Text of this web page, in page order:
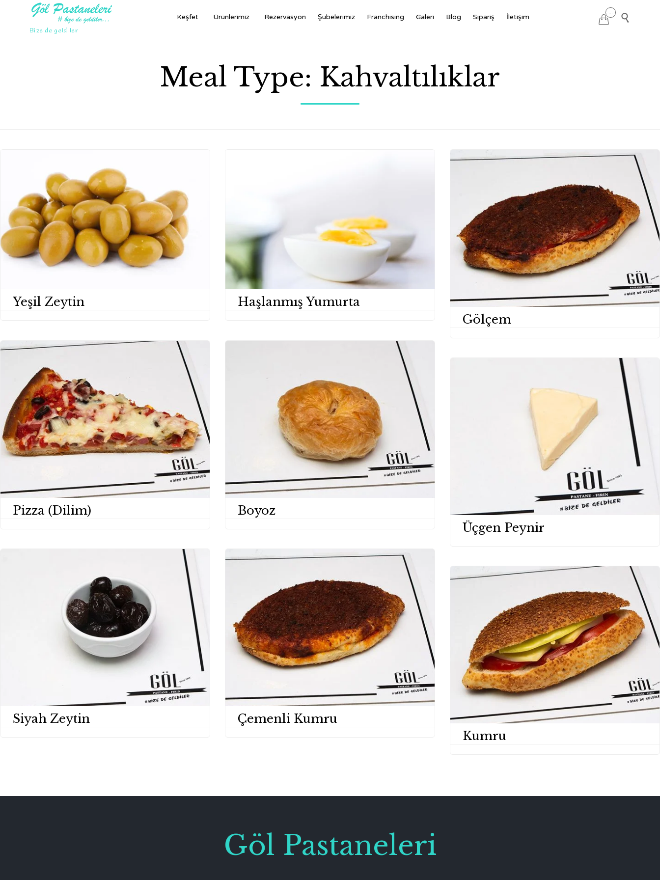
Bize de geldiler
Skip
to
Keşfet Ürünlerimiz Rezervasyon Şubelerimiz Franchising Galeri Blog Sipariş İletişim 
...

Meal Type: Kahvaltılıklar
Yeşil Zeytin
Haşlanmış Yumurta
Gölçem
Pizza (Dilim)
Boyoz
Üçgen Peynir
Siyah Zeytin
Çemenli Kumru
Kumru
Göl Pastaneleri